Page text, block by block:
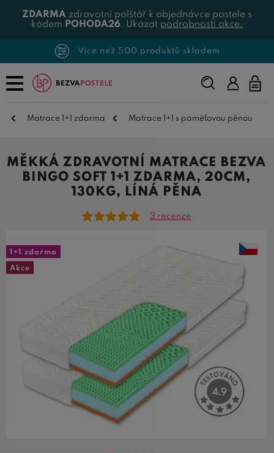
ZDARMA zdravotní polštář k objednávce postele s
kódem POHODA26. Ukázat podrobnosti akce.
Více než 500 produktů skladem
Napište,
co
Matrace 1+1 zdarma Matrace 1+1 s paměťovou pěnou
MĚKKÁ ZDRAVOTNÍ MATRACE BEZVA
BINGO SOFT 1+1 ZDARMA, 20CM,
130KG, LÍNÁ PĚNA
3 recenze
1+1 zdarma
Akce